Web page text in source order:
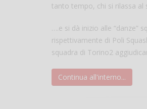
tanto tempo, chi si rilassa al
….e si dà inizio alle “danze”
rispettivamente di Poli
squadra di Torino2
Continua all'interno...